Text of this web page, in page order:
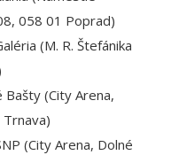
058 01 Poprad)
(M. R. Štefánika
Bašty (City Arena,
(City Arena, Dolné